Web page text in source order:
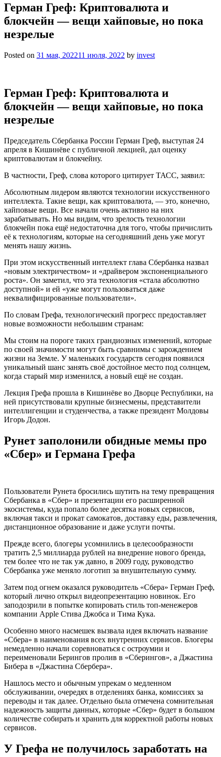
Герман Греф: Криптовалюта и
блокчейн — вещи хайповые, но пока
незрелые
Posted on 31 мая, 202211 июля, 2022 by invest
Герман Греф: Криптовалюта и
блокчейн — вещи хайповые, но пока
незрелые
Председатель Сбербанка России Герман Греф, выступая 24
апреля в Кишинёве с публичной лекцией, дал оценку
криптовалютам и блокчейну.
В частности, Греф, слова которого цитирует ТАСС, заявил:
Абсолютным лидером являются технологии искусственного
интеллекта. Такие вещи, как криптовалюта, — это, конечно,
хайповые вещи. Все начали очень активно на них
зарабатывать. Но мы видим, что зрелость технологии
блокчейн пока ещё недостаточна для того, чтобы причислить
её к технологиям, которые на сегодняшний день уже могут
менять нашу жизнь.
При этом искусственный интеллект глава Сбербанка назвал
«новым электричеством» и «драйвером экспоненциального
роста». Он заметил, что эта технология «стала абсолютно
доступной» и ей «уже могут пользоваться даже
неквалифицированные пользователи».
По словам Грефа, технологический прогресс предоставляет
новые возможности небольшим странам:
Мы стоим на пороге таких грандиозных изменений, которые
по своей значимости могут быть сравнимы с зарождением
жизни на Земле. У маленьких государств сегодня появился
уникальный шанс занять своё достойное место под солнцем,
когда старый мир изменился, а новый ещё не создан.
Лекция Грефа прошла в Кишинёве во Дворце Республики, на
ней присутствовали крупные бизнесмены, представители
интеллигенции и студенчества, а также президент Молдовы
Игорь Додон.
Рунет заполонили обидные мемы про
«Сбер» и Германа Грефа
Пользователи Рунета бросились шутить на тему превращения
Сбербанка в «Сбер» и презентации его расширенной
экосистемы, куда попало более десятка новых сервисов,
включая такси и прокат самокатов, доставку еды, развлечения,
дистанционное образование и даже услуги почты.
Прежде всего, блогеры усомнились в целесообразности
тратить 2,5 миллиарда рублей на внедрение нового бренда,
тем более что не так уж давно, в 2009 году, руководство
Сбербанка уже меняло логотип за внушительную сумму.
Затем под огнем оказался руководитель «Сбера» Герман Греф,
который лично открыл видеопрезентацию новинок. Его
заподозрили в попытке копировать стиль топ-менежеров
компании Apple Стива Джобса и Тима Кука.
Особенно много насмешек вызвала идея включать название
«Сбера» в наименования всех внутренних сервисов. Блогеры
немедленно начали соревноваться с остроумии и
переименовали Берингов пролив в «Сберингов», а Джастина
Бибера в «Джастина Сбербера».
Нашлось место и обычным упрекам о медленном
обслуживании, очередях в отделениях банка, комиссиях за
переводы и так далее. Отдельно была отмечена сомнительная
надежность защиты данных, которые «Сбер» будет в большом
количестве собирать и хранить для корректной работы новых
сервисов.
У Грефа не получилось заработать на